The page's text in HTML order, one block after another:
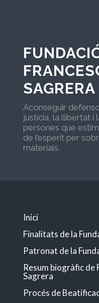
SAGRERA
Aconseguir
justícia, la llibertat i
persones que
de l’esperit per
materials.
Inici
Finalitats de la
Patronat de la
Resum biogràfic de
Sagrera
Procés de